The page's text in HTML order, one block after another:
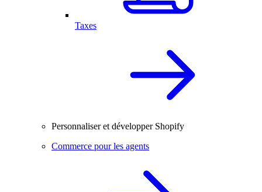
Taxes
Personnaliser et développer Shopify
Commerce pour les agents